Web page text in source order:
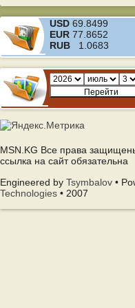
USD 69.8499
EUR 77.8652
RUB 1.0683
MSN.KG Все права
ссылка на сайт обязательна
Engineered by Tsymbalov •
Technologies • 2007